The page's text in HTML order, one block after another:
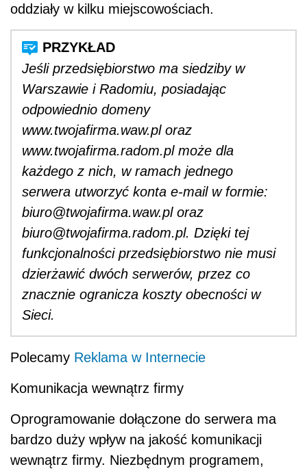
oddziały w kilku miejscowościach.
Jeśli przedsiębiorstwo ma siedziby w
Warszawie i Radomiu, posiadając
odpowiednio domeny
www.twojafirma.waw.pl oraz
www.twojafirma.radom.pl może dla
każdego z nich, w ramach jednego
serwera utworzyć konta e-mail w formie:
biuro@twojafirma.waw.pl oraz
biuro@twojafirma.radom.pl. Dzięki tej
funkcjonalności przedsiębiorstwo nie musi
dzierżawić dwóch serwerów, przez co
znacznie ogranicza koszty obecności w
Sieci.
Polecamy Reklama w Internecie
Komunikacja wewnątrz firmy
Oprogramowanie dołączone do serwera ma
bardzo duży wpływ na jakość komunikacji
wewnątrz firmy. Niezbędnym programem,